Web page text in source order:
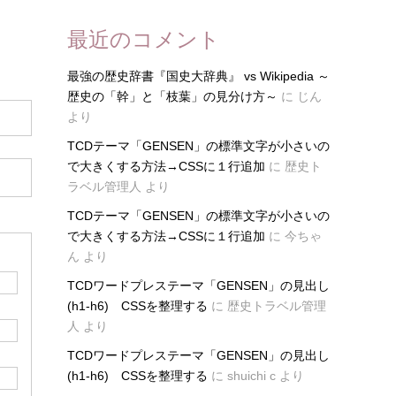
最近のコメント
最強の歴史辞書『国史大辞典』 vs Wikipedia ～
歴史の「幹」と「枝葉」の見分け方～ に じん
より
TCDテーマ「GENSEN」の標準文字が小さいの
で大きくする方法→CSSに１行追加 に 歴史ト
ラベル管理人 より
TCDテーマ「GENSEN」の標準文字が小さいの
で大きくする方法→CSSに１行追加 に 今ちゃ
ん より
TCDワードプレステーマ「GENSEN」の見出し
(h1-h6) CSSを整理する に 歴史トラベル管理
人 より
TCDワードプレステーマ「GENSEN」の見出し
(h1-h6) CSSを整理する に shuichi c より